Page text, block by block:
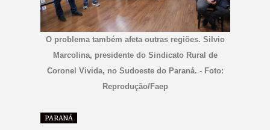
O problema também afeta outras regiões. Silvio
Marcolina, presidente do Sindicato Rural de
Coronel Vivida, no Sudoeste do Paraná. - Foto:
Reprodução/Faep
PARANÁ